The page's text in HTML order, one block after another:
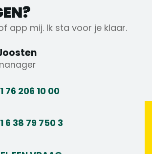
app mij. Ik sta voor je klaar.
76 206 10 00
6 38 79 750 3